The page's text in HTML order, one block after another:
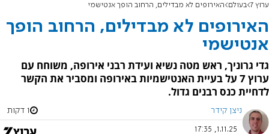
ערוץ 7 בעולם האירופים לא מבדילים, הרחוב הופך אנטישמי
האירופים לא מבדילים, הרחוב הופך
אנטישמי
גדי גרוניך, ראש מטה נשיא ועידת רבני אירופה, משוחח עם
ערוץ 7 על בעיית האנטישמיות באירופה ומסביר את הקשר
לדחיית כנס רבנים גדול.
ניצן קידר 1 דקות
1.11.25, 17:35